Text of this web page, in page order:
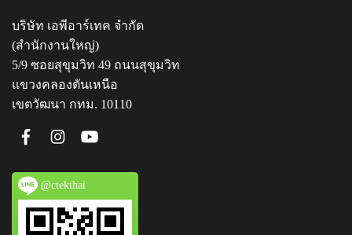
บริษัท เอพีอาร์เทค จำกัด
(สำนักงานใหญ่)
5/9 ซอยสุขุมวิท 49 ถนนสุขุมวิท
แขวงคลองตันเหนือ
เขตวัฒนา กทม. 10110
@ctekthai